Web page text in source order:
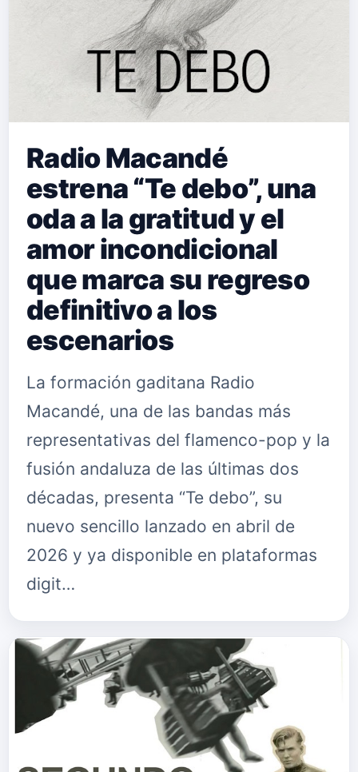
Radio Macandé
estrena “Te debo”, una
oda a la gratitud y el
amor incondicional
que marca su regreso
definitivo a los
escenarios
La formación gaditana Radio
Macandé, una de las bandas más
representativas del flamenco-pop y la
fusión andaluza de las últimas dos
décadas, presenta “Te debo”, su
nuevo sencillo lanzado en abril de
2026 y ya disponible en plataformas
digit…